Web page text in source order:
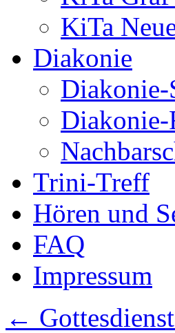
KiTa
Diakonie
Diakonie-
Trini-Treff
Hören und
FAQ
Impressum
←